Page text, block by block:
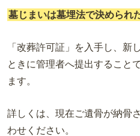
墓じまいは墓埋法で決められ
「改葬許可証」を入手し、新
ときに管理者へ提出すること
ます。
詳しくは、現在ご遺骨が納骨
わせください。